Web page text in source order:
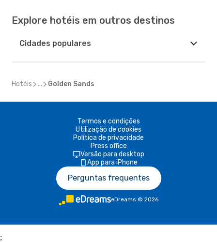
Explore hotéis em outros destinos
Cidades populares
Hotéis ... Golden Sands
Termos e condições
Utilização de cookies
Política de privacidade
Press office
Versão para desktop
App para iPhone
Perguntas frequentes
eDreams © 2026
;